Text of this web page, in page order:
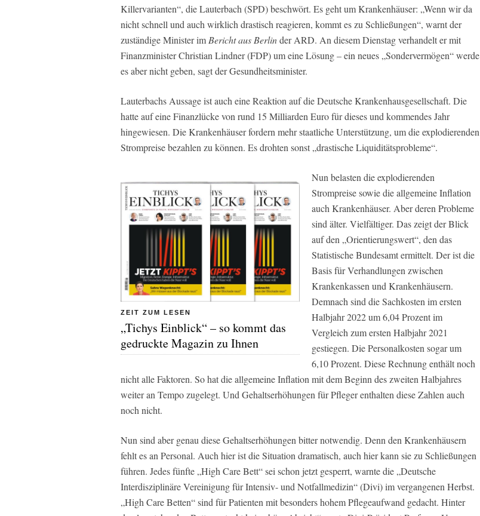
Killervarianten“, die Lauterbach (SPD) beschwört. Es geht um Krankenhäuser: „Wenn wir da
nicht schnell und auch wirklich drastisch reagieren, kommt es zu Schließungen“, warnt der
zuständige Minister im Bericht aus Berlinder ARD. An diesem Dienstag verhandelt er mit
Finanzminister Christian Lindner (FDP) um eine Lösung – ein neues „Sondervermögen“ werde
es aber nicht geben, sagt der Gesundheitsminister.
Lauterbachs Aussage ist auch eine Reaktion auf die Deutsche Krankenhausgesellschaft. Die
hatte auf eine Finanzlücke von rund 15 Milliarden Euro für dieses und kommendes Jahr
hingewiesen. Die Krankenhäuser fordern mehr staatliche Unterstützung, um die explodierenden
Strompreise bezahlen zu können. Es drohten sonst „drastische Liquiditätsprobleme“.
ZEIT ZUM LESEN
„Tichys Einblick“ – so kommt das
gedruckte Magazin zu Ihnen
Nun belasten die explodierenden
Strompreise sowie die allgemeine Inflation
auch Krankenhäuser. Aber deren Probleme
sind älter. Vielfältiger. Das zeigt der Blick
auf den „Orientierungswert“, den das
Statistische Bundesamt ermittelt. Der ist die
Basis für Verhandlungen zwischen
Krankenkassen und Krankenhäusern.
Demnach sind die Sachkosten im ersten
Halbjahr 2022 um 6,04 Prozent im
Vergleich zum ersten Halbjahr 2021
gestiegen. Die Personalkosten sogar um
6,10 Prozent. Diese Rechnung enthält noch
nicht alle Faktoren. So hat die allgemeine Inflation mit dem Beginn des zweiten Halbjahres
weiter an Tempo zugelegt. Und Gehaltserhöhungen für Pfleger enthalten diese Zahlen auch
noch nicht.
Nun sind aber genau diese Gehaltserhöhungen bitter notwendig. Denn den Krankenhäusern
fehlt es an Personal. Auch hier ist die Situation dramatisch, auch hier kann sie zu Schließungen
führen. Jedes fünfte „High Care Bett“ sei schon jetzt gesperrt, warnte die „Deutsche
Interdisziplinäre Vereinigung für Intensiv- und Notfallmedizin“ (Divi) im vergangenen Herbst.
„High Care Betten“ sind für Patienten mit besonders hohem Pflegeaufwand gedacht. Hinter